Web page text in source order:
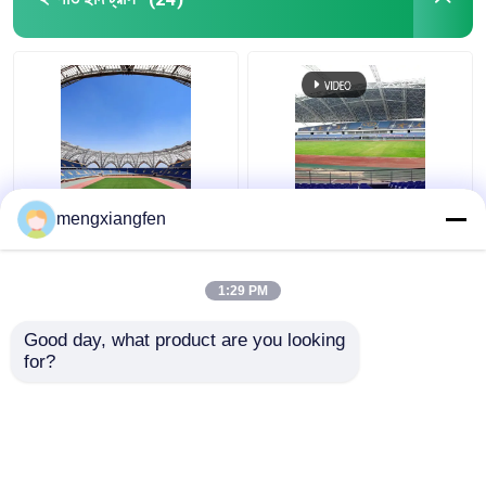
ধাতু ছাদ রক্ষণাবেক্ষণ
Q235 বাঁকা ইস্পাত ছাদ ট্রাস
ঢেউতোলা ধাতু ছাদ trusses
mengxiangfen
1:29 PM
Good day, what product are you looking
for?